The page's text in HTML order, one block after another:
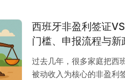
西班牙非盈利签证
门槛、申报流程与新
过去几年，很多家庭把西
被动收入为核心的非盈利